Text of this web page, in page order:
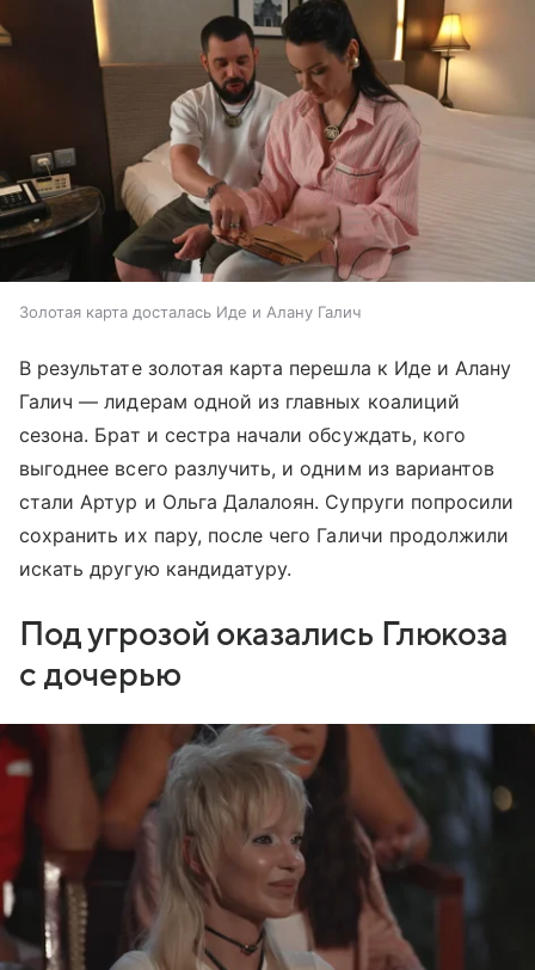
Золотая карта досталась Иде и Алану Галич
В результате золотая карта перешла к Иде и Алану
Галич — лидерам одной из главных коалиций
сезона. Брат и сестра начали обсуждать, кого
выгоднее всего разлучить, и одним из вариантов
стали Артур и Ольга Далалоян. Супруги попросили
сохранить их пару, после чего Галичи продолжили
искать другую кандидатуру.
Под угрозой оказались Глюкоза
с дочерью